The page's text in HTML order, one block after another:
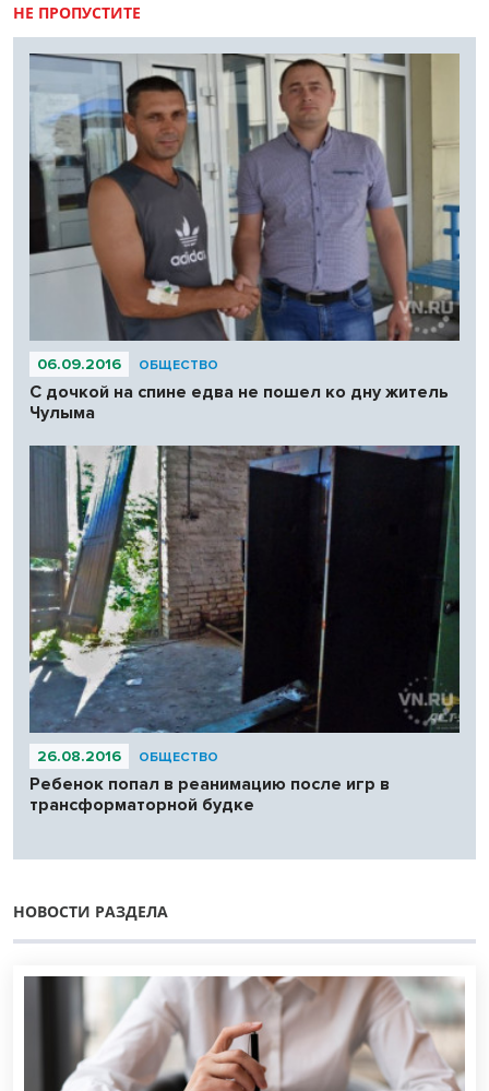
НЕ ПРОПУСТИТЕ
06.09.2016 ОБЩЕСТВО
С дочкой на спине едва не пошел ко дну житель
Чулыма
26.08.2016 ОБЩЕСТВО
Ребенок попал в реанимацию после игр в
трансформаторной будке
НОВОСТИ РАЗДЕЛА